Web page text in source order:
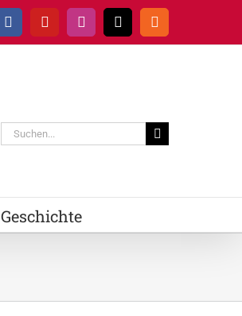
FacebookYouTubeInstagram
E-
Mail
Rss
Suche
nach:
Geschichte